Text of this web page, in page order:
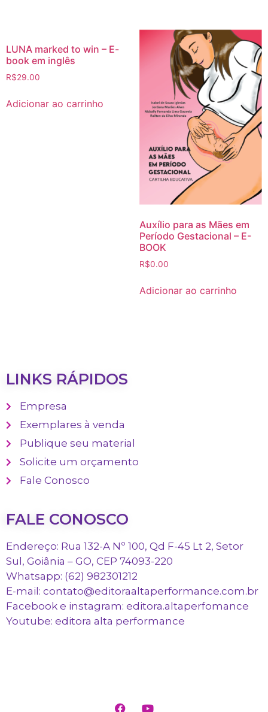
LUNA marked to win – E-
book em inglês
R$29.00
Adicionar ao carrinho
Auxílio para as Mães em
Período Gestacional – E-
BOOK
R$0.00
Adicionar ao carrinho
LINKS RÁPIDOS
Empresa
Exemplares à venda
Publique seu material
Solicite um orçamento
Fale Conosco
FALE CONOSCO
Endereço: Rua 132-A Nº 100, Qd F-45 Lt 2, Setor
Sul, Goiânia – GO, CEP 74093-220
Whatsapp: (62) 982301212
E-mail: contato@editoraaltaperformance.com.br
Facebook e instagram: editora.altaperfomance
Youtube: editora alta performance